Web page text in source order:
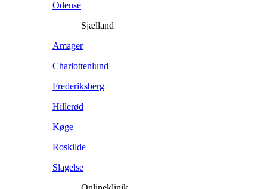
Odense
Sjælland
Amager
Charlottenlund
Frederiksberg
Hillerød
Køge
Roskilde
Slagelse